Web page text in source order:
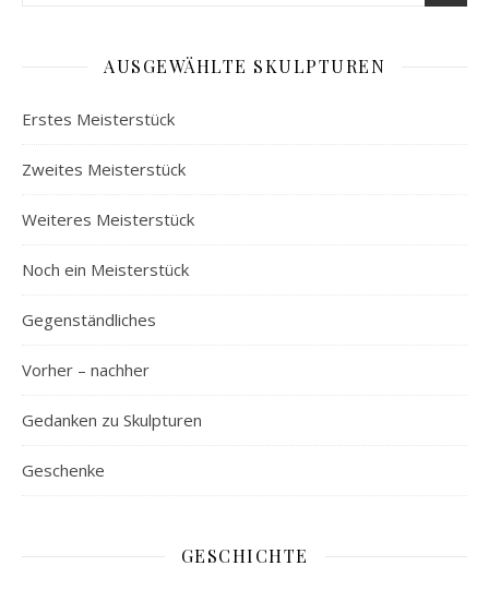
AUSGEWÄHLTE SKULPTUREN
Erstes Meisterstück
Zweites Meisterstück
Weiteres Meisterstück
Noch ein Meisterstück
Gegenständliches
Vorher – nachher
Gedanken zu Skulpturen
Geschenke
GESCHICHTE